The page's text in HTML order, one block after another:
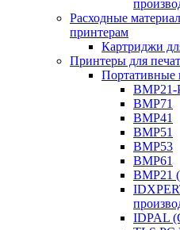
Расходные
принтерам
Картриджи
Принтеры для
Портативные
BMP21-
BMP71
BMP41
BMP51
BMP53
BMP61
BMP21
IDPAL